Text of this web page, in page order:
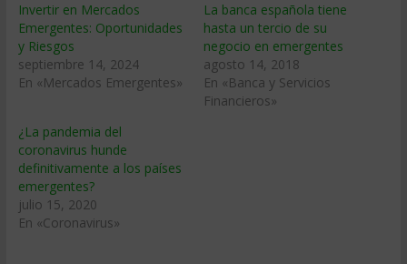
Invertir en Mercados
Emergentes: Oportunidades
y Riesgos
septiembre 14, 2024
En «Mercados Emergentes»
La banca española tiene
hasta un tercio de su
negocio en emergentes
agosto 14, 2018
En «Banca y Servicios
Financieros»
¿La pandemia del
coronavirus hunde
definitivamente a los países
emergentes?
julio 15, 2020
En «Coronavirus»